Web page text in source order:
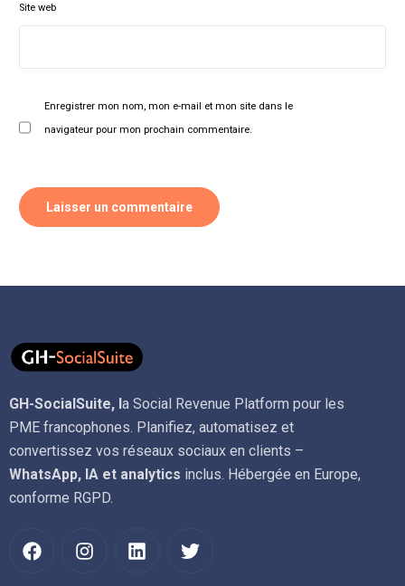
Site web
Enregistrer mon nom, mon e-mail et mon site dans le
navigateur pour mon prochain commentaire.
GH-SocialSuite, l a Social Revenue Platform pour les
PME francophones. Planifiez, automatisez et
convertissez vos réseaux sociaux en clients –
WhatsApp, IA et analytics inclus. Hébergée en Europe,
conforme RGPD.